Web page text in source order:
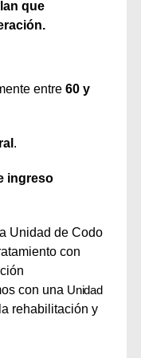
que
entre 60 y
.
ingreso
Unidad de Codo
con
con una Unidad
rehabilitación y